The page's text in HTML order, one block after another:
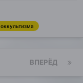
ВПЕРЁД